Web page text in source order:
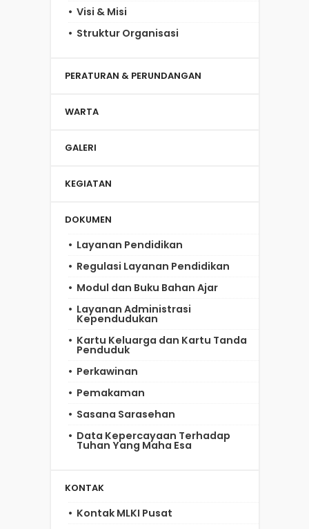
Visi & Misi
Struktur Organisasi
PERATURAN & PERUNDANGAN
WARTA
GALERI
KEGIATAN
DOKUMEN
Layanan Pendidikan
Regulasi Layanan Pendidikan
Modul dan Buku Bahan Ajar
Layanan Administrasi
Kependudukan
Kartu Keluarga dan Kartu Tanda
Penduduk
Perkawinan
Pemakaman
Sasana Sarasehan
Data Kepercayaan Terhadap
Tuhan Yang Maha Esa
KONTAK
Kontak MLKI Pusat